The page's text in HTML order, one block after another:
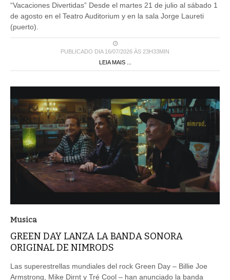
“Vacaciones Divertidas” Desde el martes 21 de julio al sábado 1
de agosto en el Teatro Auditorium y en la sala Jorge Laureti
(puerto).
PUBLICADO DIA 16/07/2026 ÀS 23H33MIN
LEIA MAIS ...
Musica
GREEN DAY LANZA LA BANDA SONORA
ORIGINAL DE NIMRODS
Las superestrellas mundiales del rock Green Day – Billie Joe
Armstrong, Mike Dirnt y Tré Cool – han anunciado la banda